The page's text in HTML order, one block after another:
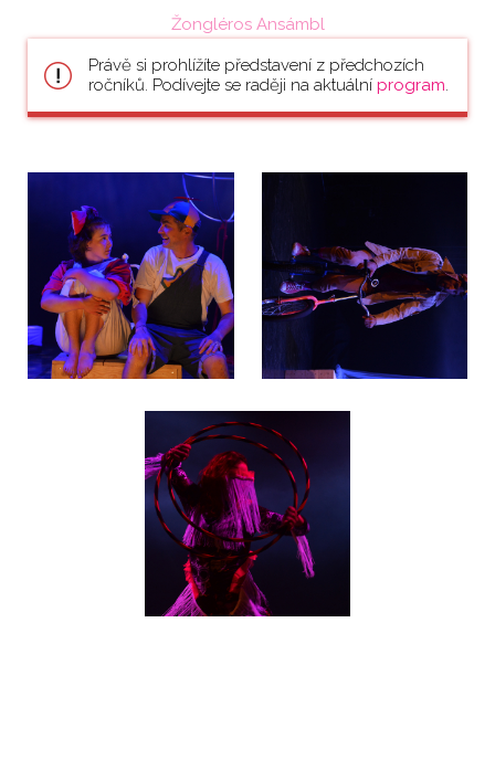
Žongléros Ansámbl
Právě si prohlížíte představení z předchozích
ročníků. Podívejte se raději na aktuální program.